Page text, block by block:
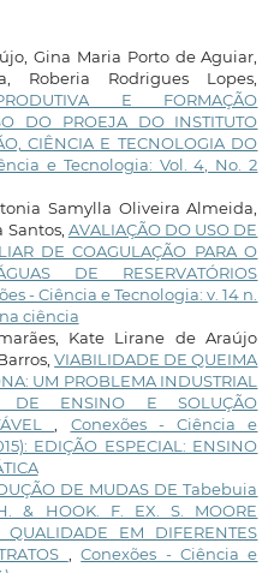
Gina Maria Porto de Aguiar,
Roberia Rodrigues Lopes,
E FORMAÇÃO
DO PROEJA DO INSTITUTO
CIÊNCIA E TECNOLOGIA DO
e Tecnologia: Vol. 4, No. 2
Samylla Oliveira Almeida,
Santos, AVALIAÇÃO DO USO DE
DE COAGULAÇÃO PARA O
DE RESERVATÓRIOS
- Ciência e Tecnologia: v. 14 n.
ciência
Kate Lirane de Araújo
VIABILIDADE DE QUEIMA
UM PROBLEMA INDUSTRIAL
DE ENSINO E SOLUÇÃO
, Conexões - Ciência e
EDIÇÃO ESPECIAL: ENSINO
DE MUDAS DE Tabebuia
& HOOK. F. EX. S. MOORE
QUALIDADE EM DIFERENTES
,Conexões - Ciência e